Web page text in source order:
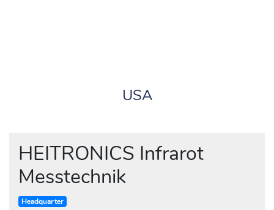
USA
HEITRONICS Infrarot
Messtechnik
Headquarter